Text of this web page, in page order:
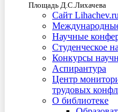
Площадь Д.С.Лихачева
Сайт Lihachev.ru
Научные
Студенческое
Конкурсы
Аспирантура
Центр
трудовых
О библиотеке